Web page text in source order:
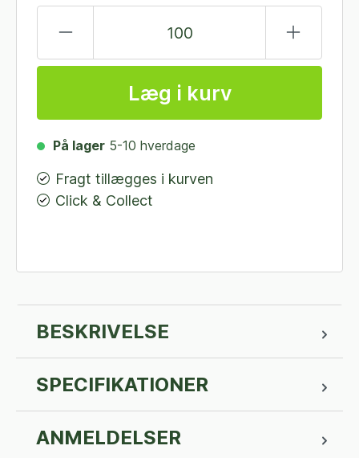
Læg i kurv
På lager 5-10 hverdage
Fragt tillægges i kurven
Click & Collect
BESKRIVELSE
SPECIFIKATIONER
ANMELDELSER